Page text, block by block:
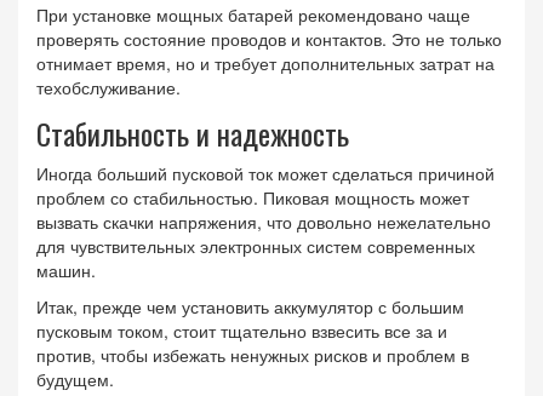
При установке мощных батарей рекомендовано чаще
проверять состояние проводов и контактов. Это не только
отнимает время, но и требует дополнительных затрат на
техобслуживание.
Стабильность и надежность
Иногда больший пусковой ток может сделаться причиной
проблем со стабильностью. Пиковая мощность может
вызвать скачки напряжения, что довольно нежелательно
для чувствительных электронных систем современных
машин.
Итак, прежде чем установить аккумулятор с большим
пусковым током, стоит тщательно взвесить все за и
против, чтобы избежать ненужных рисков и проблем в
будущем.